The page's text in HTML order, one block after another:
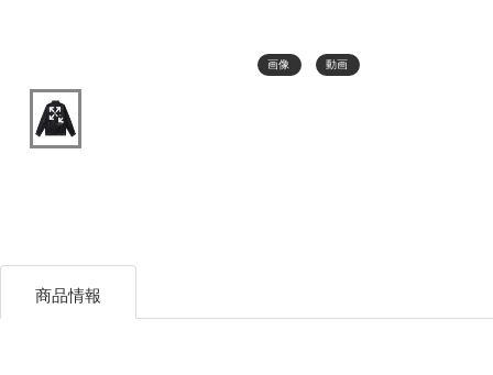
画像 動画
商品情報